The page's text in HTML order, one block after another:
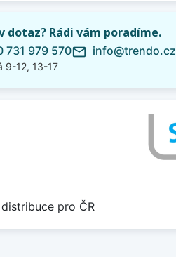
dotaz? Rádi vám poradíme.
731 979 570
9-12, 13-17
mail_outline info@trendo.cz
pro ČR